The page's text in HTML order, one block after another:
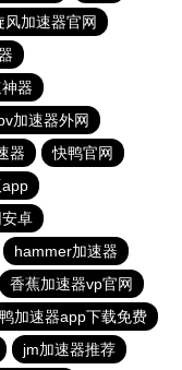
风加速器官网
器
加速器外网
器
快鸭官网
卓
hammer加速器
香蕉加速器vp官网
加速器app下载免费
jm加速器推荐